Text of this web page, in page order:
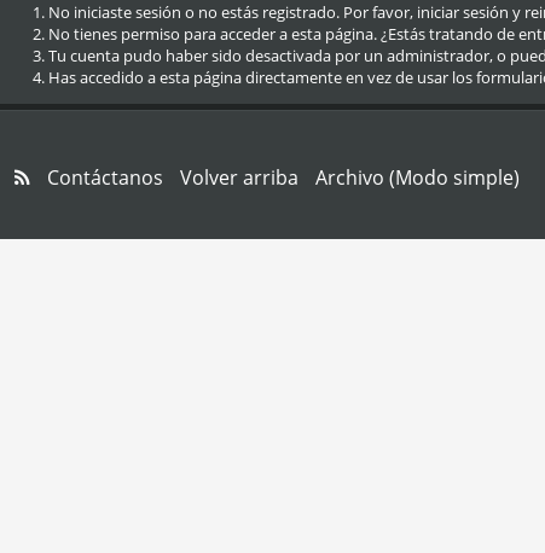
No iniciaste sesión o no estás registrado. Por favor, iniciar sesión y
No tienes permiso para acceder a esta página. ¿Estás tratando de
Tu cuenta pudo haber sido desactivada por un administrador, o
Has accedido a esta página directamente en vez de usar los
Contáctanos Volver arriba Archivo (Modo simple)